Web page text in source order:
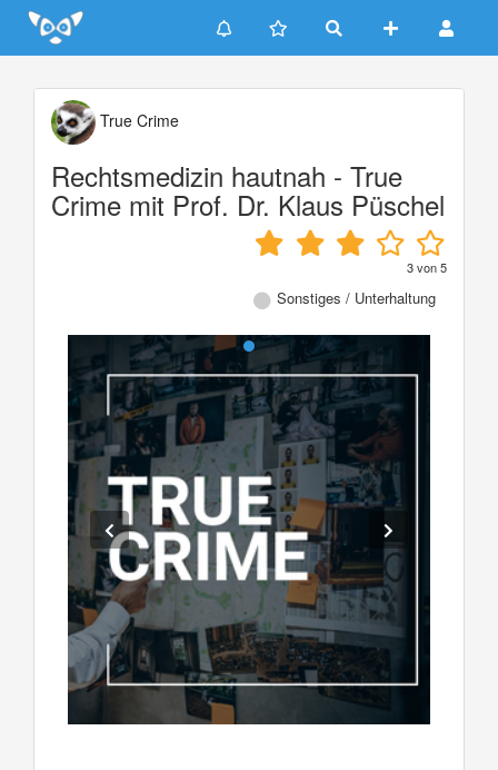
Update cookies preferences
True Crime
Rechtsmedizin hautnah - True
Crime mit Prof. Dr. Klaus Püschel
3von5
Sonstiges / Unterhaltung